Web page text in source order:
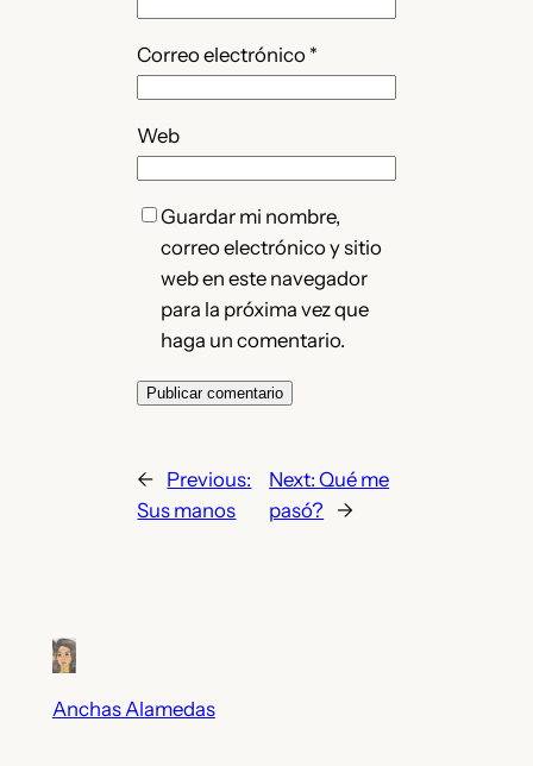
Correo electrónico *
Web
Guardar mi nombre,
correo electrónico y sitio
web en este navegador
para la próxima vez que
haga un comentario.
← Previous:
Sus manos
Next:Qué me
pasó?
→
Anchas Alamedas